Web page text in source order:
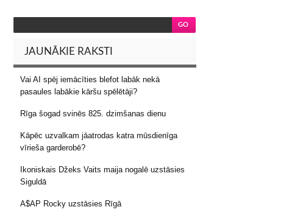
JAUNĀKIE RAKSTI
Vai AI spēj iemācīties blefot labāk nekā
pasaules labākie kāršu spēlētāji?
Rīga šogad svinēs 825. dzimšanas dienu
Kāpēc uzvalkam jāatrodas katra mūsdienīga
vīrieša garderobē?
Ikoniskais Džeks Vaits maija nogalē uzstāsies
Siguldā
A$AP Rocky uzstāsies Rīgā